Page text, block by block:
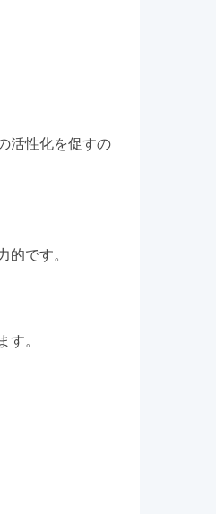
活性化を促すの
です。
。